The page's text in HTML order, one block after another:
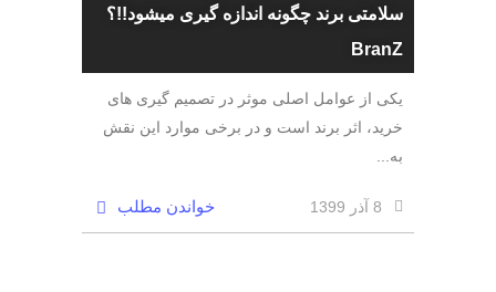
سلامتی برند چگونه اندازه گیری میشود!!؟
BranZ
یکی از عوامل اصلی موثر در تصمیم گیری های
خرید، اثر برند است و در برخی موارد این نقش
به...
8 آذر 1399 خواندن مطلب